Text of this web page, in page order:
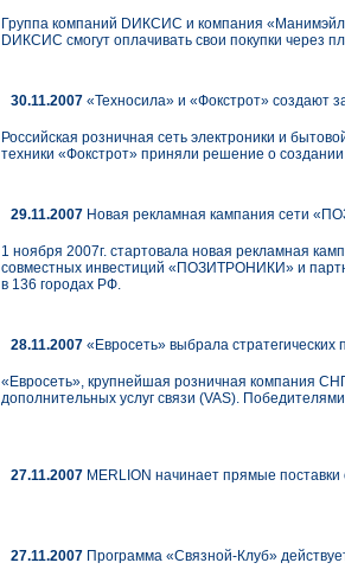
Группа компаний DИКСИС и компания
DИКСИС смогут оплачивать свои покупки через
30.11.2007 «Техносила» и «Фокстрот» создают
Российская розничная сеть электроники и
техники «Фокстрот» приняли решение о создании
29.11.2007 Новая рекламная кампания сети
1 ноября 2007г. стартовала новая рекламная
совместных инвестиций «ПОЗИТРОНИКИ» и
в 136 городах РФ.
28.11.2007 «Евросеть» выбрала стратегических
«Евросеть», крупнейшая розничная компания
дополнительных услуг связи (VAS).
27.11.2007 MERLION начинает прямые
27.11.2007 Программа «Связной-Клуб»